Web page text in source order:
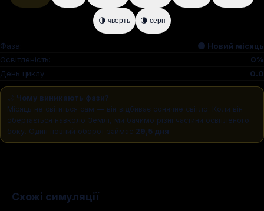
🌗 чверть 🌘 серп
Фаза:
🌑 Новий місяць
Освітленість:
0%
День циклу:
0.0
🌙 Чому виникають фази?
Місяць не світиться сам — він відбиває сонячне світло. Коли він
обертається навколо Землі, ми бачимо різні частини освітленого
боку. Один повний оборот займає 29,5 дня.
Схожі симуляції